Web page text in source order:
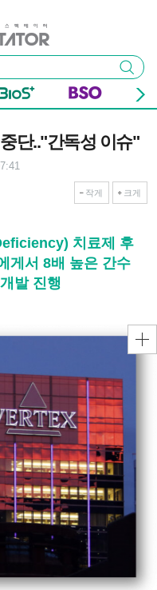
검색
단.."간독성 이슈"
작게 크게
치료제 후
게서 8배 높은 간수
발 진행